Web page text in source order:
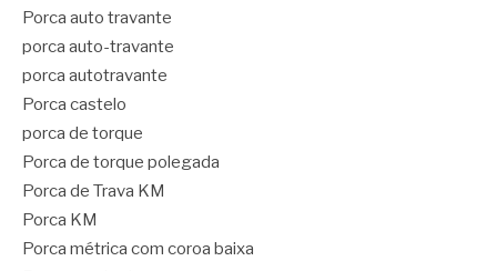
Porca auto travante
porca auto-travante
porca autotravante
Porca castelo
porca de torque
Porca de torque polegada
Porca de Trava KM
Porca KM
Porca métrica com coroa baixa